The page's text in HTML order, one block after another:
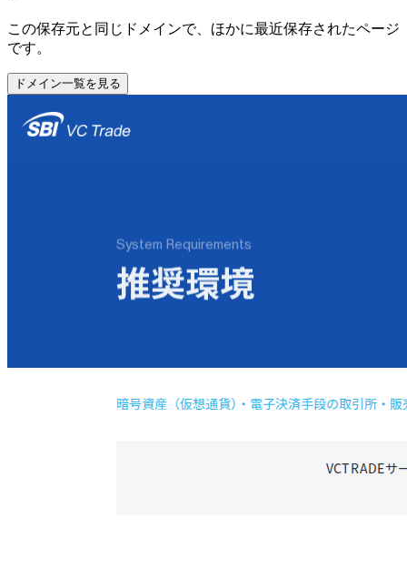
この保存元と同じドメインで、ほかに最近保存されたページ
です。
ドメイン一覧を見る